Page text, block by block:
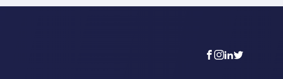
facebook
instagram
linkedin
twitter